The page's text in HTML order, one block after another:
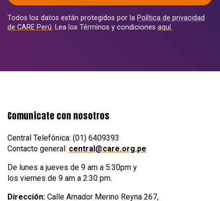
Todos los datos están protegidos por la Política de privacidad
de CARE Perú.
Lea los Términos y condiciones aquí.
Comunícate con nosotros
Central Telefónica: (01) 6409393
Contacto general: central@care.org.pe
De lunes a jueves de 9 am a 5:30pm y
los viernes de 9 am a 2:30 pm.
Dirección: Calle Amador Merino Reyna 267,